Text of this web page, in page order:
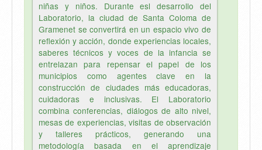
niñas y niños. Durante esl desarrollo del
Laboratorio, la ciudad de Santa Coloma de
Gramenet se convertirá en un espacio vivo de
reflexión y acción, donde experiencias locales,
saberes técnicos y voces de la infancia se
entrelazan para repensar el papel de los
municipios como agentes clave en la
construcción de ciudades más educadoras,
cuidadoras e inclusivas. El Laboratorio
combina conferencias, diálogos de alto nivel,
mesas de experiencias, visitas de observación
y talleres prácticos, generando una
metodología basada en el aprendizaje